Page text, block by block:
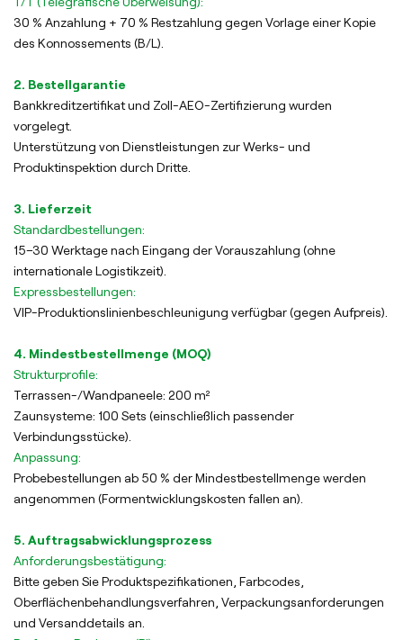
30 % Anzahlung + 70 % Restzahlung gegen Vorlage einer Kopie
des Konnossements (B/L).
2. Bestellgarantie
Bankkreditzertifikat und Zoll-AEO-Zertifizierung wurden
vorgelegt.
Unterstützung von Dienstleistungen zur Werks- und
Produktinspektion durch Dritte.
3. Lieferzeit
Standardbestellungen:
15–30 Werktage nach Eingang der Vorauszahlung (ohne
internationale Logistikzeit).
Expressbestellungen:
VIP-Produktionslinienbeschleunigung verfügbar (gegen Aufpreis).
4. Mindestbestellmenge (MOQ)
Strukturprofile:
Terrassen-/Wandpaneele: 200 m²
Zaunsysteme: 100 Sets (einschließlich passender
Verbindungsstücke).
Anpassung:
Probebestellungen ab 50 % der Mindestbestellmenge werden
angenommen (Formentwicklungskosten fallen an).
5. Auftragsabwicklungsprozess
Anforderungsbestätigung:
Bitte geben Sie Produktspezifikationen, Farbcodes,
Oberflächenbehandlungsverfahren, Verpackungsanforderungen
und Versanddetails an.